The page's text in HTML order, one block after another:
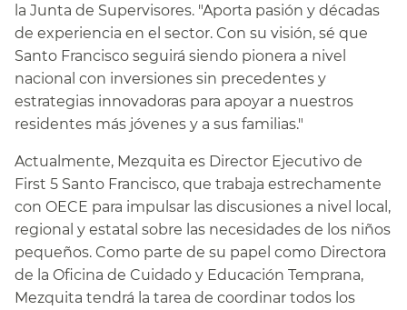
la Junta de Supervisores. "Aporta pasión y décadas
de experiencia en el sector. Con su visión, sé que
Santo Francisco seguirá siendo pionera a nivel
nacional con inversiones sin precedentes y
estrategias innovadoras para apoyar a nuestros
residentes más jóvenes y a sus familias."​​
Actualmente, Mezquita es Director Ejecutivo de
First 5 Santo Francisco, que trabaja estrechamente
con OECE para impulsar las discusiones a nivel local,
regional y estatal sobre las necesidades de los niños
pequeños. Como parte de su papel como Directora
de la Oficina de Cuidado y Educación Temprana,
Mezquita tendrá la tarea de coordinar todos los